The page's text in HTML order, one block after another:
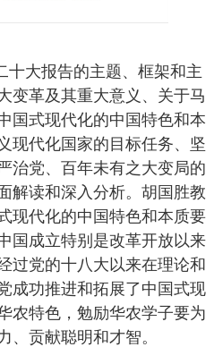
十大报告的主题、框架和主
变革及其重大意义、关于马
国式现代化的中国特色和本
现代化国家的目标任务、坚
治党、百年未有之大变局的
解读和深入分析。 胡国胜教
现代化的中国特色和本质要
国成立特别是改革开放以来
过党的十八大以来在理论和
成功推进和拓展了中国式现
农特色，勉励华农学子要为
、贡献聪明和才智。